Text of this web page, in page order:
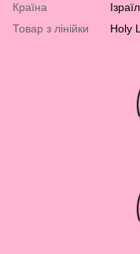
Країна
Товар з лінійки
Holy